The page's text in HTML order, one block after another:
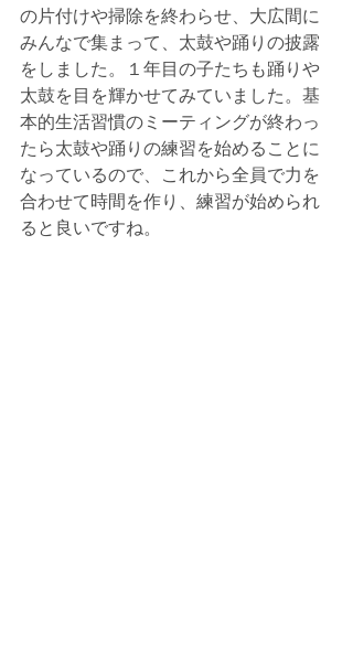
の片付けや掃除を終わらせ、大広間に
みんなで集まって、太鼓や踊りの披露
をしました。１年目の子たちも踊りや
太鼓を目を輝かせてみていました。基
本的生活習慣のミーティングが終わっ
たら太鼓や踊りの練習を始めることに
なっているので、これから全員で力を
合わせて時間を作り、練習が始められ
ると良いですね。